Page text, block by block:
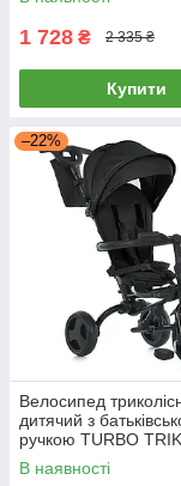
1037-1 Beige
1 728 ₴ 2 335 ₴
Купити
–22%
Велосипед
дитячий з
ручкою TURBO
1055 Black Чорний
В наявності